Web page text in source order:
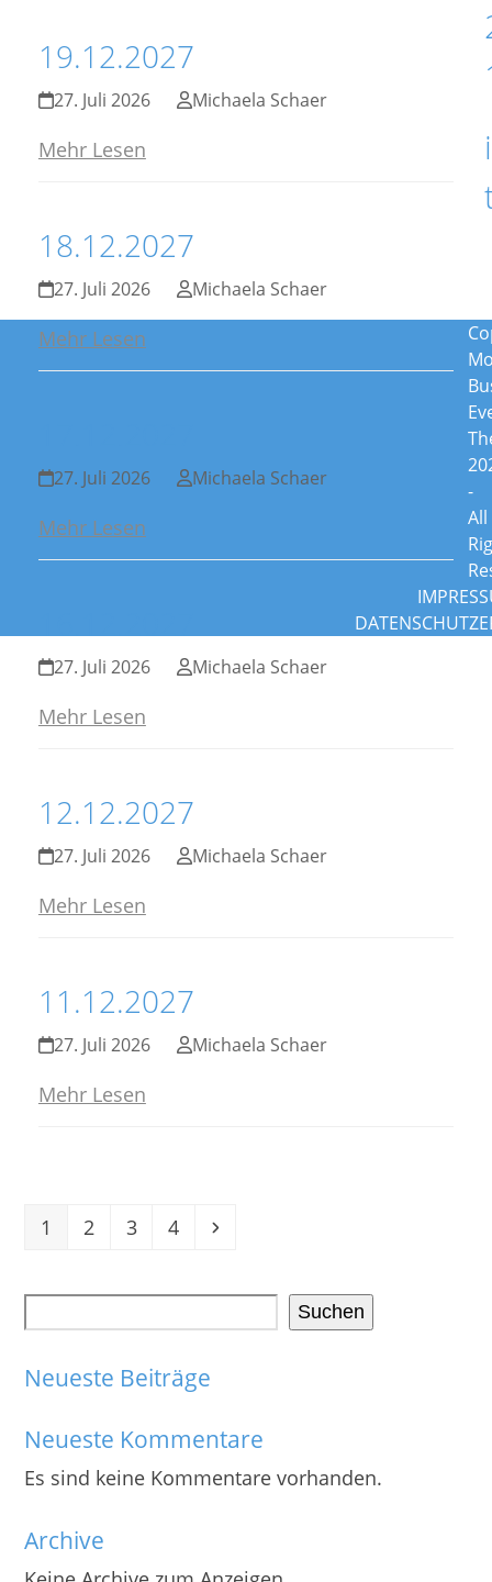
19.12.2027
27. Juli 2026 Michaela Schaer
Mehr Lesen
18.12.2027
27. Juli 2026 Michaela Schaer
Mehr Lesen
27. Juli 2026 Michaela Schaer
Mehr Lesen
27. Juli 2026 Michaela Schaer
Mehr Lesen
12.12.2027
27. Juli 2026 Michaela Schaer
Mehr Lesen
11.12.2027
27. Juli 2026 Michaela Schaer
Mehr Lesen
Seite
1 Seite
2 Seite
3 Seite
4 Vorwärts
Suchen
Neueste Beiträge
Neueste Kommentare
Es sind keine Kommentare vorhanden.
Archive
-
All